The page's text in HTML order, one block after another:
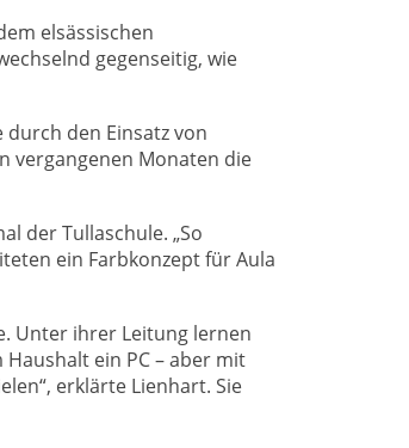
elsässischen
gegenseitig, wie
den Einsatz von
vergangenen Monaten die
der Tullaschule. „So
ein Farbkonzept für Aula
Unter ihrer Leitung lernen
ein PC – aber mit
erklärte Lienhart. Sie